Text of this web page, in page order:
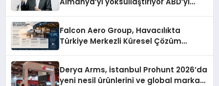
Falcon Aero Group, Havacılıkta
Türkiye Merkezli Küresel Çözüm
Derya Arms, İstanbul Prohunt 2026’da
yeni nesil ürünlerini ve global marka